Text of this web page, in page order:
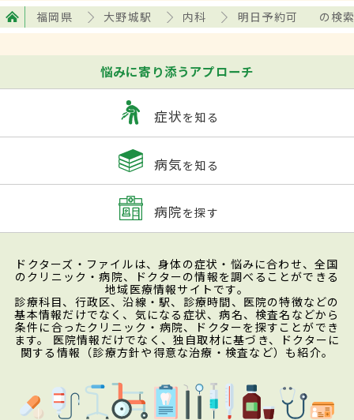
福岡県 大野城駅 内科 明日予約可 の検
悩みに寄り添うアプローチ
症状を知る
病気を知る
病院を探す
ドクターズ・ファイルは、身体の症状・悩みに合わせ、全国
のクリニック・病院、ドクターの情報を調べることができる
地域医療情報サイトです。
診療科目、行政区、沿線・駅、診療時間、医院の特徴などの
基本情報だけでなく、気になる症状、病名、検査名などから
条件に合ったクリニック・病院、ドクターを探すことができ
ます。 医院情報だけでなく、独自取材に基づき、ドクターに
関する情報（診療方針や得意な治療・検査など）も紹介。